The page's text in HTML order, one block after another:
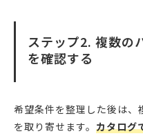
ステップ2. 複数の
を確認する
希望条件を整理した後は
を取り寄せます。 カタログ